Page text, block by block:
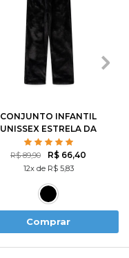
3 4 6
10 12
CONJUNTO INFANTIL
UNISSEX ESTRELA DA
NOITE
R$ 89,90 R$ 66,40
12x de R$ 5,83
Comprar